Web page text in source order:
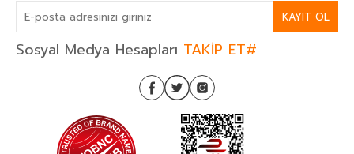
KAYIT OL
Sosyal Medya Hesapları TAKİP ET#